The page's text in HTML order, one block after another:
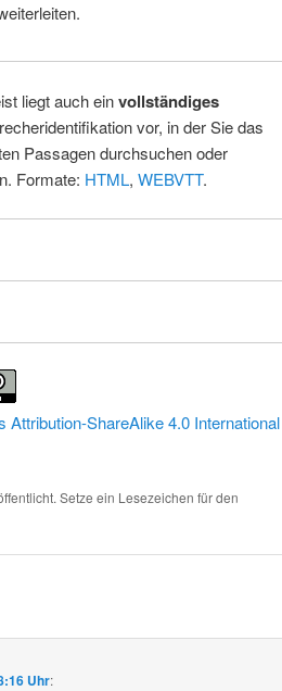
liegt auch einvollständiges
vor, in der Sie das
Passagen durchsuchen oder
Formate: HTML, WEBVTT.
Attribution-ShareAlike 4.0 International
Setze ein Lesezeichen für den
Uhr: